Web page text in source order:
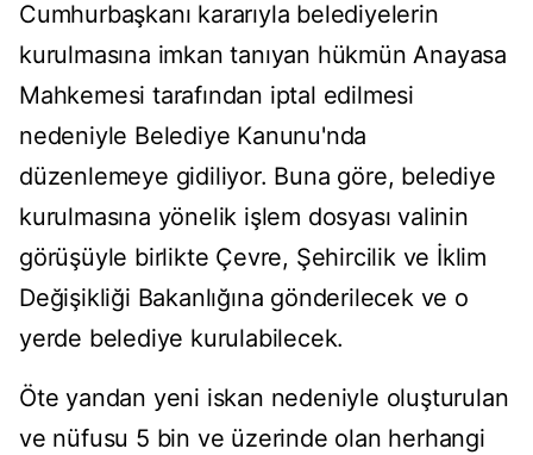
Cumhurbaşkanı kararıyla belediyelerin
kurulmasına imkan tanıyan hükmün Anayasa
Mahkemesi tarafından iptal edilmesi
nedeniyle Belediye Kanunu'nda
düzenlemeye gidiliyor. Buna göre, belediye
kurulmasına yönelik işlem dosyası valinin
görüşüyle birlikte Çevre, Şehircilik ve İklim
Değişikliği Bakanlığına gönderilecek ve o
yerde belediye kurulabilecek.
Öte yandan yeni iskan nedeniyle oluşturulan
ve nüfusu 5 bin ve üzerinde olan herhangi